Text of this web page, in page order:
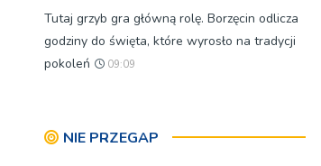
Tutaj grzyb gra główną rolę. Borzęcin odlicza
godziny do święta, które wyrosło na tradycji
pokoleń
09:09
NIE PRZEGAP